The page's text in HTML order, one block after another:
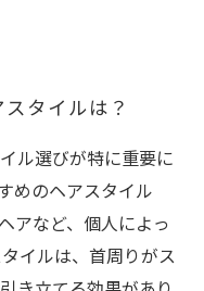
タイルは？
ル選びが特に重要に
めのヘアスタイル
アなど、個人によっ
イルは、首周りがス